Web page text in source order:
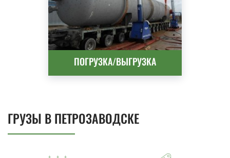
ПОГРУЗКА/ВЫГРУЗКА
ГРУЗЫ В ПЕТРОЗАВОДСКЕ